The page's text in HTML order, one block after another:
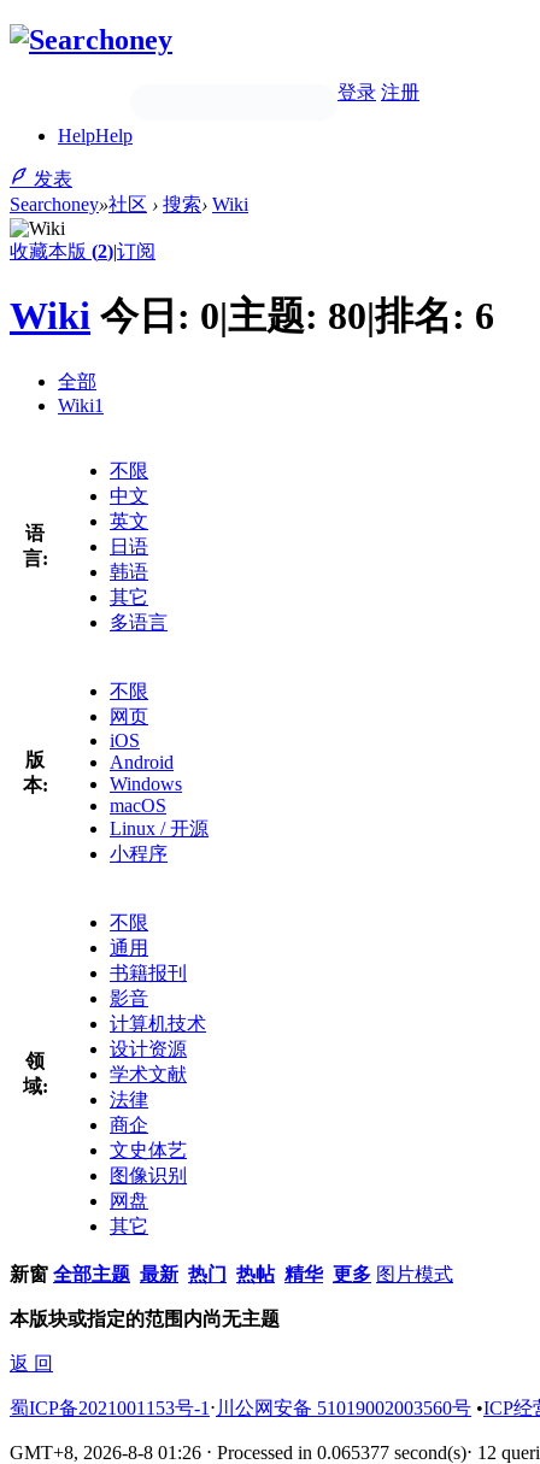
登录 注册
HelpHelp
发表
Searchoney»社区 › 搜索› Wiki
收藏本版 (2)|订阅
Wiki 今日: 0|主题: 80|排名: 6
全部
Wiki1
语
言:
不限
中文
英文
日语
韩语
其它
多语言
版
本:
不限
网页
iOS
Android
Windows
macOS
Linux / 开源
小程序
领
域:
不限
通用
书籍报刊
影音
计算机技术
设计资源
学术文献
法律
商企
文史体艺
图像识别
网盘
其它
新窗 全部主题 最新 热门 热帖 精华 更多 图片模式
本版块或指定的范围内尚无主题
返 回
蜀ICP备2021001153号-1 ⋅ 川公网安备 51019002003560号 •ICP经
GMT+8, 2026-8-8 01:26 ⋅ Processed in 0.065377 second(s)⋅ 12